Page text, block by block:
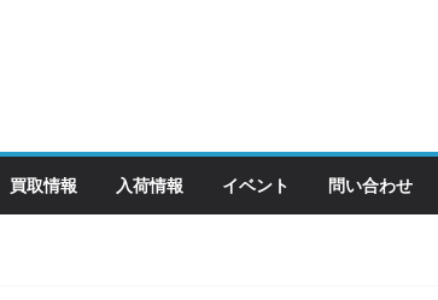
買取情報 入荷情報 イベント 問い合わせ